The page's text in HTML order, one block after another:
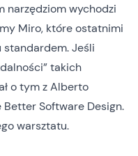
narzędziom wychodzi
Miro, które ostatnimi
standardem. Jeśli
takich
o tym z Alberto
Software Design.
warsztatu.